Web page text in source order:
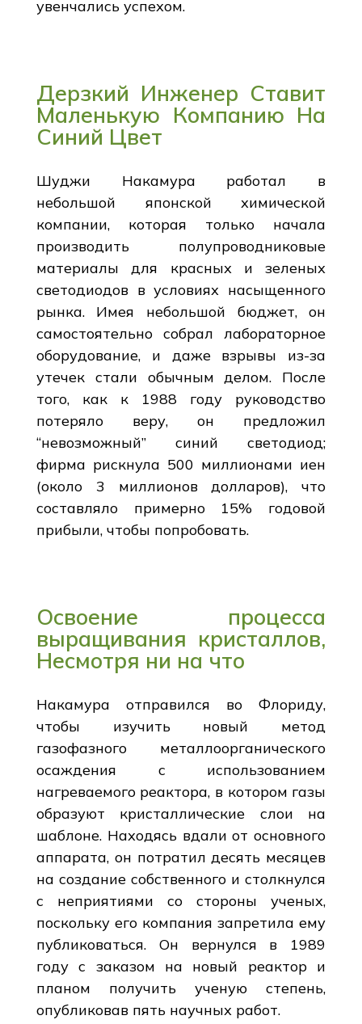
увенчались успехом.
Дерзкий Инженер Ставит
Маленькую Компанию На
Синий Цвет
Шуджи Накамура работал в
небольшой японской химической
компании, которая только начала
производить полупроводниковые
материалы для красных и зеленых
светодиодов в условиях насыщенного
рынка. Имея небольшой бюджет, он
самостоятельно собрал лабораторное
оборудование, и даже взрывы из-за
утечек стали обычным делом. После
того, как к 1988 году руководство
потеряло веру, он предложил
“невозможный” синий светодиод;
фирма рискнула 500 миллионами иен
(около 3 миллионов долларов), что
составляло примерно 15% годовой
прибыли, чтобы попробовать.
Освоение процесса
выращивания кристаллов,
Несмотря ни на что
Накамура отправился во Флориду,
чтобы изучить новый метод
газофазного металлоорганического
осаждения с использованием
нагреваемого реактора, в котором газы
образуют кристаллические слои на
шаблоне. Находясь вдали от основного
аппарата, он потратил десять месяцев
на создание собственного и столкнулся
с неприятиями со стороны ученых,
поскольку его компания запретила ему
публиковаться. Он вернулся в 1989
году с заказом на новый реактор и
планом получить ученую степень,
опубликовав пять научных работ.